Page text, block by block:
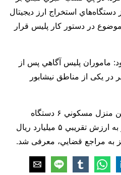
دستگاه‌هاي استخراج ارز ديجيتال
در دستور کار پلیس قرار
ماموران پليس آگاهي پس از
یکی از مناطق نیشابور
وی بیان کرد: در بازرسي از اين منزل مسکوني ۶ دستگاه
استخراج ارز ديجيتال غيرمجاز به ارزش تقريبي ۵ ميليارد ريال
به مراجع قضايي، معرفی شد.